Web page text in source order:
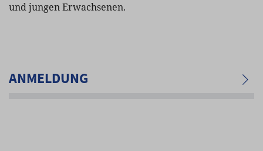
und jungen Erwachsenen.
ANMELDUNG